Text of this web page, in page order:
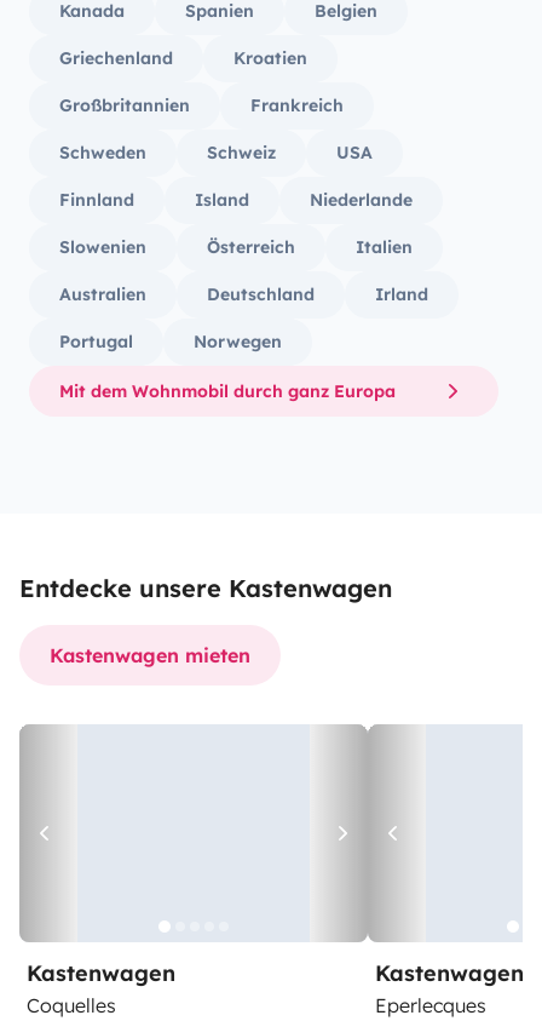
Kanada Spanien Belgien
Griechenland Kroatien
Großbritannien Frankreich
Schweden Schweiz USA
Finnland Island Niederlande
Slowenien Österreich Italien
Australien Deutschland Irland
Portugal Norwegen
Mit dem Wohnmobil durch ganz Europa
Entdecke unsere Kastenwagen
Kastenwagen mieten
Kastenwagen
Coquelles
Kastenwagen
Eperlecques